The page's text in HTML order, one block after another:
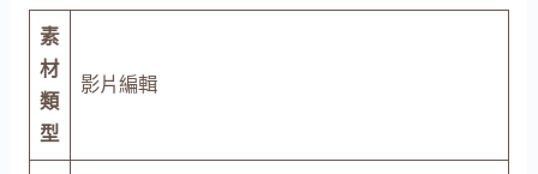
素
材
類
型
影片編輯